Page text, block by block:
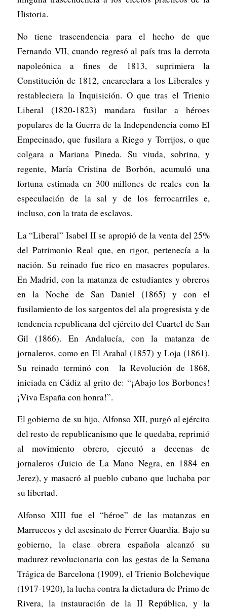
Historia.
No tiene trascendencia para el hecho de que
Fernando VII, cuando regresó al país tras la derrota
napoleónica a fines de 1813, suprimiera la
Constitución de 1812, encarcelara a los Liberales y
restableciera la Inquisición. O que tras el Trienio
Liberal (1820-1823) mandara fusilar a héroes
populares de la Guerra de la Independencia como El
Empecinado, que fusilara a Riego y Torrijos, o que
colgara a Mariana Pineda. Su viuda, sobrina, y
regente, María Cristina de Borbón, acumuló una
fortuna estimada en 300 millones de reales con la
especulación de la sal y de los ferrocarriles e,
incluso, con la trata de esclavos.
La “Liberal” Isabel II se apropió de la venta del 25%
del Patrimonio Real que, en rigor, pertenecía a la
nación. Su reinado fue rico en masacres populares.
En Madrid, con la matanza de estudiantes y obreros
en la Noche de San Daniel (1865) y con el
fusilamiento de los sargentos del ala progresista y de
tendencia republicana del ejército del Cuartel de San
Gil (1866). En Andalucía, con la matanza de
jornaleros, como en El Arahal (1857) y Loja (1861).
Su reinado terminó con la Revolución de 1868,
iniciada en Cádiz al grito de: “¡Abajo los Borbones!
¡Viva España con honra!”.
El gobierno de su hijo, Alfonso XII, purgó al ejército
del resto de republicanismo que le quedaba, reprimió
al movimiento obrero, ejecutó a decenas de
jornaleros (Juicio de La Mano Negra, en 1884 en
Jerez), y masacró al pueblo cubano que luchaba por
su libertad.
Alfonso XIII fue el “héroe” de las matanzas en
Marruecos y del asesinato de Ferrer Guardia. Bajo su
gobierno, la clase obrera española alcanzó su
madurez revolucionaria con las gestas de la Semana
Trágica de Barcelona (1909), el Trienio Bolchevique
(1917-1920), la lucha contra la dictadura de Primo de
Rivera, la instauración de la II República, y la